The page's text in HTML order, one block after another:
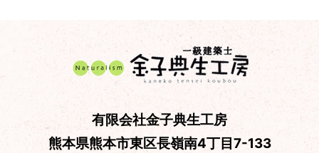
有限会社金子典生工房
熊本県熊本市東区長嶺南4丁目7-133